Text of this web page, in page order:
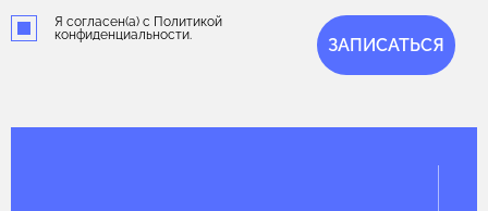
Я согласен(а) с Политикой
конфиденциальности.
ЗАПИСАТЬСЯ